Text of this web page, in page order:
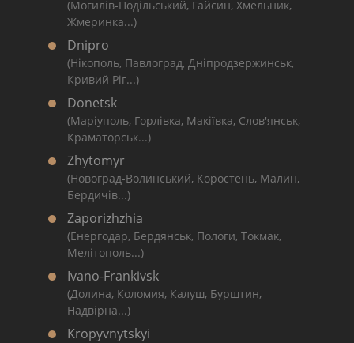
(Могилів-Подільський, Гайсин, Хмельник,
Жмеринка...)
Dnipro
(Нікополь, Павлоград, Дніпродзержинськ,
Кривий Ріг...)
Donetsk
(Маріуполь, Горлівка, Макіївка, Слов'янськ,
Краматорськ...)
Zhytomyr
(Новоград-Волинський, Коростень, Малин,
Бердичів...)
Zaporizhzhia
(Енергодар, Бердянськ, Пологи, Токмак,
Мелітополь...)
Ivano-Frankivsk
(Долина, Коломия, Калуш, Бурштин,
Надвірна...)
Kropyvnytskyi